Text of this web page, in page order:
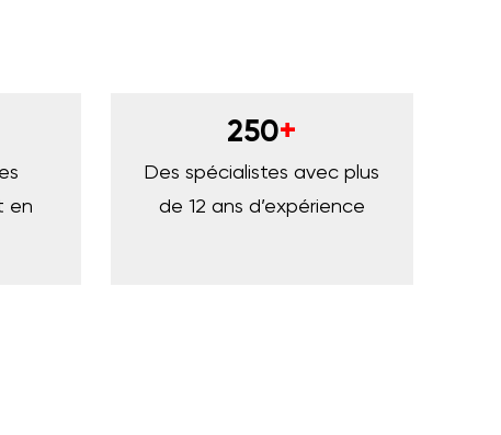
en
250+
Des spécialistes avec plus
de 12 ans d’expérience